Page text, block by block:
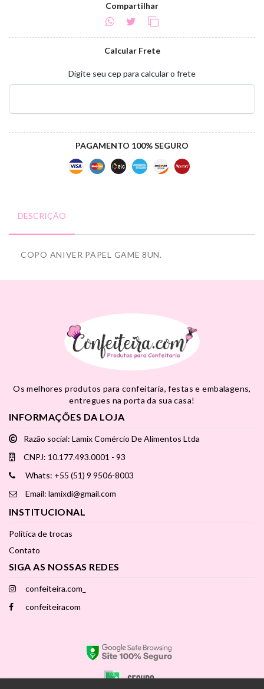
Compartilhar
Calcular Frete
Digite seu cep para calcular o frete
PAGAMENTO 100% SEGURO
DESCRIÇÃO
COPO ANIVER PAPEL GAME 8UN.
Os melhores produtos para confeitaria, festas e embalagens,
entregues na porta da sua casa!
INFORMAÇÕES DA LOJA
Razão social: Lamix Comércio De Alimentos Ltda
CNPJ: 10.177.493.0001 - 93
Whats: +55 (51) 9 9506-8003
Email: lamixdi@gmail.com
INSTITUCIONAL
Política de trocas
Contato
SIGA AS NOSSAS REDES
confeiteira.com_
confeiteiracom